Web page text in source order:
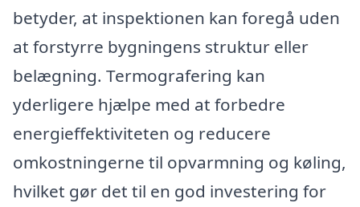
betyder, at inspektionen kan foregå uden
at forstyrre bygningens struktur eller
belægning. Termografering kan
yderligere hjælpe med at forbedre
energieffektiviteten og reducere
omkostningerne til opvarmning og køling,
hvilket gør det til en god investering for